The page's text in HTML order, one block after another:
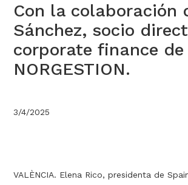
Con la colaboración
Sánchez, socio
corporate finance de
NORGESTION.
3/4/2025
VALÈNCIA. Elena Rico, presidenta de